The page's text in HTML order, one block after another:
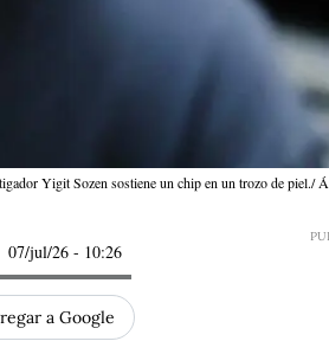
Yigit Sozen sostiene un chip en un trozo de piel./
07/jul/26 - 10:26
a Google